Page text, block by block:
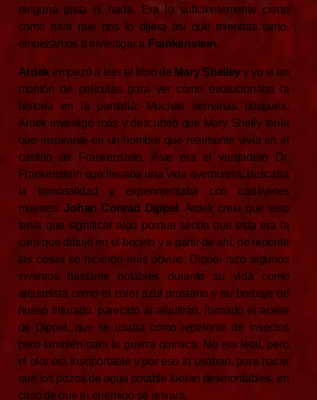
ninguna pista ni nada. Era lo suficientemente cierto
como para que nos lo dijera así que mientras tanto,
empezamos a investigar a Frankenstein.
Ardek empezó a leer el libro de Mary Shelley y yo vi un
montón de películas para ver cómo evolucionaba la
historia en la pantalla. Muchas semanas después,
Ardek investigó más y descubrió que Mary Shelly tenía
que inspirarse en un hombre que realmente vivía en el
castillo de Frankenstein, éste era el verdadero Dr.
Frankenstein que llevaba una vida aventurera, buscaba
la inmortalidad y experimentaba con cadáveres
muertos:Johan Conrad Dippel . Ardek creía que esto
tenía que significar algo porque sentía que esta era la
cara que dibujó en el boceto y a partir de ahí, de repente
las cosas se hicieron más obvias. Dippel hizo algunos
inventos bastante notables durante su vida como
alquimista como el color azul prusiano y su brebaje de
hueso triturado, parecido al alquitrán, llamado el aceite
de Dippel, que se usaba como repelente de insectos
pero también para la guerra química. No era letal, pero
el olor era insoportable y por eso lo usaban, para hacer
que los pozos de agua potable fueran desmontables, en
caso de que el enemigo se retirara.